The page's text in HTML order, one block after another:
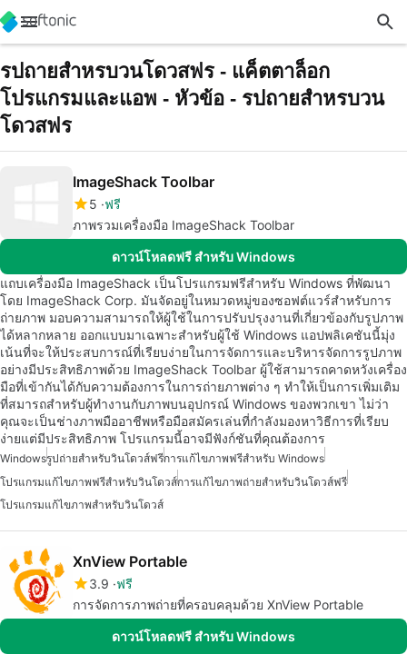
รปถายสำหรบวนโดวสฟร - แค็ตตาล็อก
โปรแกรมและแอพ - หัวข้อ - รปถายสำหรบวน
โดวสฟร
ImageShack Toolbar
5 ฟรี
ภาพรวมเครื่องมือ ImageShack Toolbar
ดาวน์โหลดฟรี สำหรับ Windows
แถบเครื่องมือ ImageShack เป็นโปรแกรมฟรีสำหรับ Windows ที่พัฒนา
โดย ImageShack Corp. มันจัดอยู่ในหมวดหมู่ของซอฟต์แวร์สำหรับการ
ถ่ายภาพ มอบความสามารถให้ผู้ใช้ในการปรับปรุงงานที่เกี่ยวข้องกับรูปภาพ
ได้หลากหลาย ออกแบบมาเฉพาะสำหรับผู้ใช้ Windows แอปพลิเคชันนี้มุ่ง
เน้นที่จะให้ประสบการณ์ที่เรียบง่ายในการจัดการและบริหารจัดการรูปภาพ
อย่างมีประสิทธิภาพด้วย ImageShack Toolbar ผู้ใช้สามารถคาดหวังเครื่อง
มือที่เข้ากันได้กับความต้องการในการถ่ายภาพต่าง ๆ ทำให้เป็นการเพิ่มเติม
ที่สมารถสำหรับผู้ทำงานกับภาพบนอุปกรณ์ Windows ของพวกเขา ไม่ว่า
คุณจะเป็นช่างภาพมืออาชีพหรือมือสมัครเล่นที่กำลังมองหาวิธีการที่เรียบ
ง่ายแต่มีประสิทธิภาพ โปรแกรมนี้อาจมีฟังก์ชันที่คุณต้องการ
Windowsรูปถ่ายสำหรับวินโดวส์ฟรีการแก้ไขภาพฟรีสำหรับ Windows
โปรแกรมแก้ไขภาพฟรีสำหรับวินโดวส์การแก้ไขภาพถ่ายสำหรับวินโดวส์ฟรี
โปรแกรมแก้ไขภาพสำหรับวินโดวส์
XnView Portable
3.9 ฟรี
การจัดการภาพถ่ายที่ครอบคลุมด้วย XnView Portable
ดาวน์โหลดฟรี สำหรับ Windows